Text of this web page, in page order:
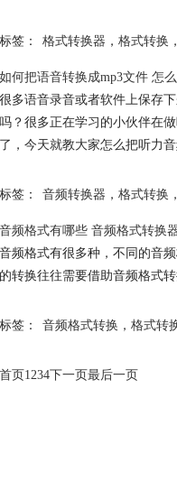
标签： 格式转换器 ，格式转换
如何把语音转换成mp3文件 怎
很多语音录音或者软件上保存
吗？很多正在学习的小伙伴在
了，今天就教大家怎么把听力音
标签： 音频转换器 ，格式转换
音频格式有哪些音频格式转换
音频格式有很多种，不同的音
的转换往往需要借助音频格式
标签： 音频格式转换 ，格式转
首页1234下一页最后一页